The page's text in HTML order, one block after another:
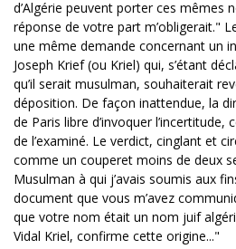
d’Algérie peuvent porter ces mêmes
réponse de votre part m’obligerait."
une même demande concernant un
Joseph Krief (ou Kriel) qui, s’étant
qu’il serait musulman, souhaiterait
déposition. De façon inattendue, la
de Paris libre d’invoquer l’incertitude,
de l’examiné. Le verdict, cinglant et
comme un couperet moins de deux
Musulman à qui j’avais soumis aux
document que vous m’avez
que votre nom était un nom juif
Vidal Kriel, confirme cette origine..."